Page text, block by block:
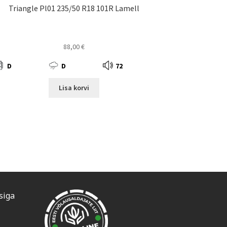
Triangle Pl01 235/50 R18 101R Lamell
88,00€
D D 72
Lisa korvi